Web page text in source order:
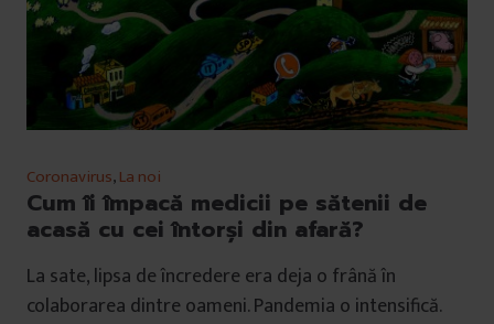
Coronavirus,La noi
Cum îi împacă medicii pe sătenii de
acasă cu cei întorși din afară?
La sate, lipsa de încredere era deja o frână în
colaborarea dintre oameni. Pandemia o intensifică.